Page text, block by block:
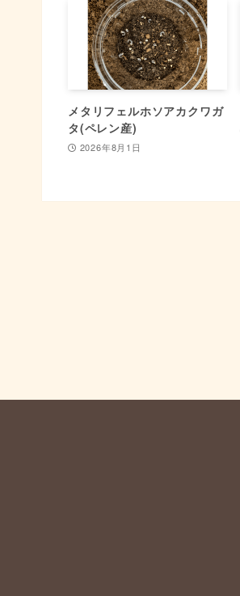
メタリフェルホソアカクワガ
タ(ペレン産)
2026年8月1日